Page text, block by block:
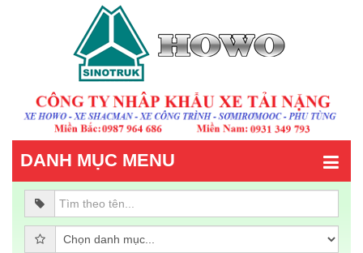
DANH MỤC MENU